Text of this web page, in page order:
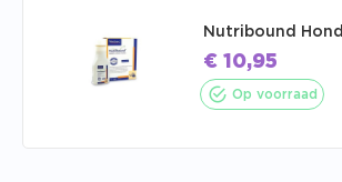
Nutribound Hond
€ 10,95
Op voorraad